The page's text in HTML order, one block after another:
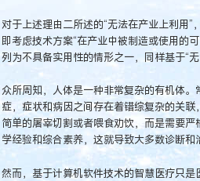
对于上述理由二所述的“无法在产业上利用”
即考虑技术方案“在产业中被制造或使用的
列为不具备实用性的情形之一，同样基于“无
众所周知，人体是一种非常复杂的有机体
症，症状和病因之间存在着错综复杂的关
简单的屠宰切割或者喂食劝饮，而是需要
学经验和综合素养，这就导致大多数诊断和
然而，基于计算机软件技术的智慧医疗只